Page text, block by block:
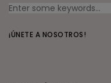
¡ÚNETE A NOSOTROS!